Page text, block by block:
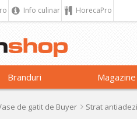
Info culinar HorecaPro
Branduri Magazine
de gatit de Buyer Strat